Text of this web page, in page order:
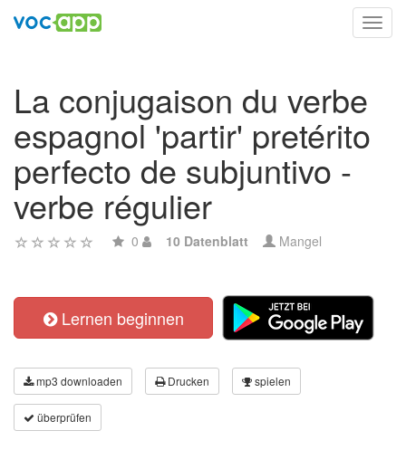
La conjugaison du verbe
espagnol 'partir' pretérito
perfecto de subjuntivo -
verbe régulier
0 10 Datenblatt Mangel
Lernen beginnen
mp3 downloaden Drucken spielen
überprüfen